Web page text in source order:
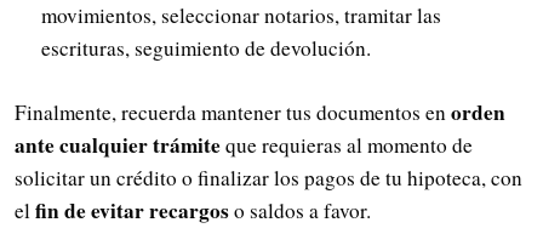
movimientos, seleccionar notarios, tramitar las
escrituras, seguimiento de devolución.
Finalmente, recuerda mantener tus documentos enorden
ante cualquier trámiteque requieras al momento de
solicitar un crédito o finalizar los pagos de tu hipoteca, con
elfin de evitar recargoso saldos a favor.